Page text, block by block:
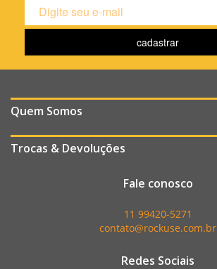
Quem Somos
Trocas & Devoluções
Fale conosco
11 99420-5271
contato@rockuse.com.br
Redes Sociais